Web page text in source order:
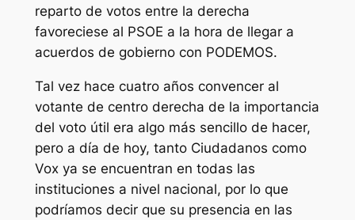
reparto de votos entre la derecha
favoreciese al PSOE a la hora de llegar a
acuerdos de gobierno con PODEMOS.
Tal vez hace cuatro años convencer al
votante de centro derecha de la importancia
del voto útil era algo más sencillo de hacer,
pero a día de hoy, tanto Ciudadanos como
Vox ya se encuentran en todas las
instituciones a nivel nacional, por lo que
podríamos decir que su presencia en las